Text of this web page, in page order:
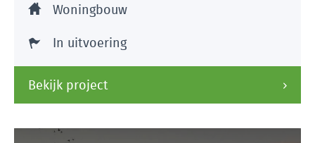
Woningbouw
In uitvoering
Bekijk project